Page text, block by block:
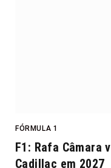
FÓRMULA 1
F1: Rafa Câmara
Cadillac em 2027